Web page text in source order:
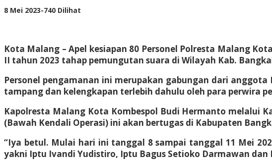
8 Mei 2023oleh
-740 Dilihat
Kota Malang – Apel kesiapan 80 Personel Polresta Malang
II tahun 2023 tahap pemungutan suara di Wilayah Kab.
Personel pengamanan ini merupakan gabungan dari
tampang dan kelengkapan terlebih dahulu oleh para perwira
Kapolresta Malang Kota Kombespol Budi Hermanto melalui
(Bawah Kendali Operasi) ini akan bertugas di Kabupaten
“Iya betul. Mulai hari ini tanggal 8 sampai tanggal 11 Mei
yakni Iptu Ivandi Yudistiro, Iptu Bagus Setioko Darmawan dan